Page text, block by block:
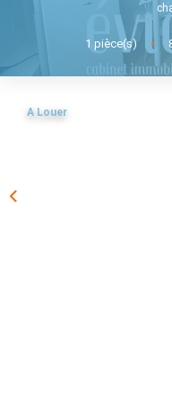
1 pièce(s) •
A Louer